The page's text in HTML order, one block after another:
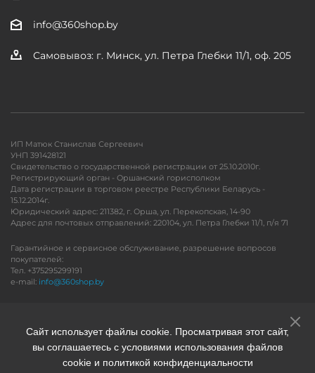
info@360shop.by
Самовывоз: г. Минск, ул. Петра Глебки 11/1, оф. 205
ИП Матюк Станислав Сергеевич
УНП 391428121
Свидетельство о государственной регистрации от 25.10.2010г.
Регистрирующий орган - Оршанский горисполком
Дата регистрации в торговом реестре Республики Беларусь -
15.12.2014г.
Юридический адрес: 211382, г. Орша, ул. Перекопская, 14-90
Адрес для почтовых отправлений: 220104, ул. Петра Глебки 11/1, п/я 71
Гарантийное и сервисное обслуживание, разрешение вопросов
покупателей:
Тел. +375295299191
e-mail: info@360shop.by
Сайт использует файлы cookie. Просматривая этот сайт,
вы соглашаетесь с условиями использования файлов
cookie и политикой конфиденциальности